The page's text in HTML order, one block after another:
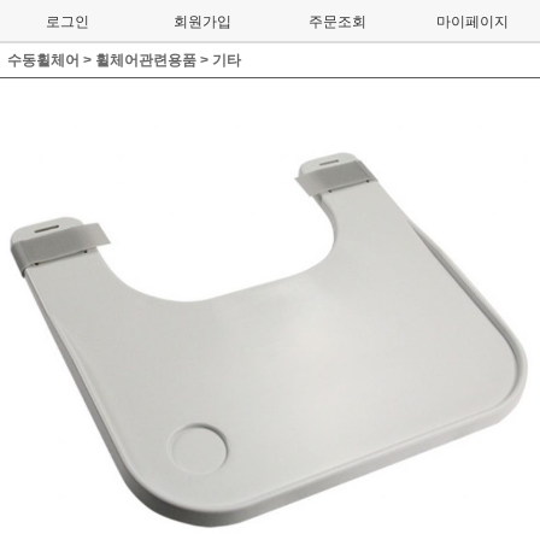
로그인 회원가입 주문조회 마이페이지
수동휠체어 > 휠체어관련용품 > 기타